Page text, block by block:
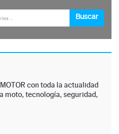
con toda la actualidad
moto, tecnología, seguridad,